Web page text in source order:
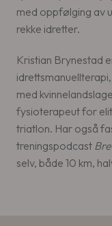
med oppfølging av
rekke idretter.
Kristian Brynestad
med
fysioterapeut for
triatlon. Har også
treningspodcast
selv, både 10 km,